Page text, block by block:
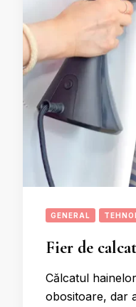
GENERAL
Fier de
Călcatul
obositoare, dar